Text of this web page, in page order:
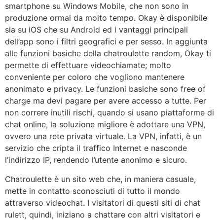
smartphone su Windows Mobile, che non sono in
produzione ormai da molto tempo. Okay è disponibile
sia su iOS che su Android ed i vantaggi principali
dell’app sono i filtri geografici e per sesso. In aggiunta
alle funzioni basiche della chatroulette random, Okay ti
permette di effettuare videochiamate; molto
conveniente per coloro che vogliono mantenere
anonimato e privacy. Le funzioni basiche sono free of
charge ma devi pagare per avere accesso a tutte. Per
non correre inutili rischi, quando si usano piattaforme di
chat online, la soluzione migliore è adottare una VPN,
ovvero una rete privata virtuale. La VPN, infatti, è un
servizio che cripta il traffico Internet e nasconde
l’indirizzo IP, rendendo l’utente anonimo e sicuro.
Chatroulette è un sito web che, in maniera casuale,
mette in contatto sconosciuti di tutto il mondo
attraverso videochat. I visitatori di questi siti di chat
rulett, quindi, iniziano a chattare con altri visitatori e